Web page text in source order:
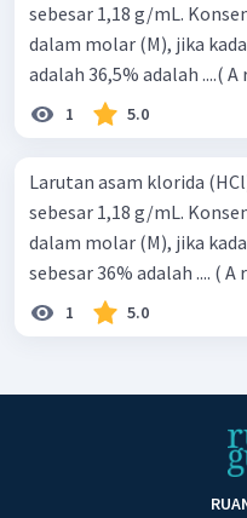
sebesar 1,18 g/mL.
dalam molar (M), jika
adalah 36,5% adalah ....( A
1 5.0
Larutan asam klorida
sebesar 1,18 g/mL.
dalam molar (M), jika
sebesar 36% adalah .... ( A r
1 5.0